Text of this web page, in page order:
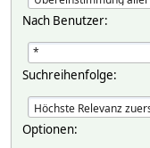
Nach Benutzer:
Suchreihenfolge:
Optionen: